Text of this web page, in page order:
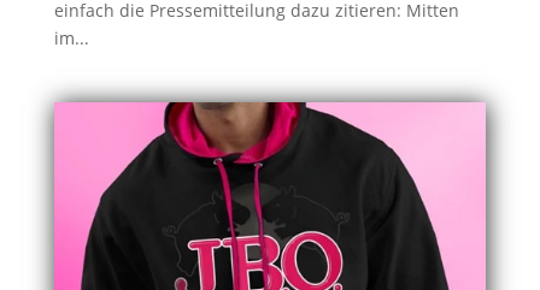
einfach die Pressemitteilung dazu zitieren: Mitten
im...